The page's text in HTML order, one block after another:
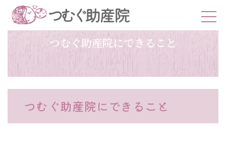
つむぐ助産院にできること
つむぐ助産院にできること